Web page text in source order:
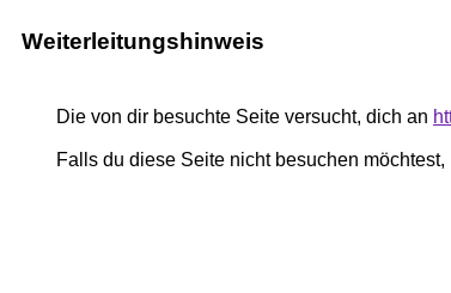
Weiterleitungshinweis
Die von dir besuchte Seite versucht, dich an
Falls du diese Seite nicht besuchen möchtest,